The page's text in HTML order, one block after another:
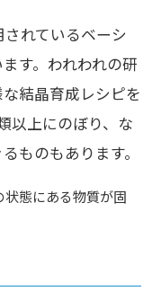
れているベーシ
す。われわれの研
結晶育成レシピを
以上にのぼり、な
ものもあります。
態にある物質が固